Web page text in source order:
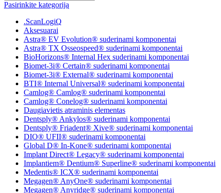
Pasirinkite kategoriją
.ScanLogiQ
Aksesuarai
Astra® EV Evolution® suderinami komponentai
Astra® TX Osseospeed® suderinami komponentai
BioHorizons® Internal Hex suderinami komponentai
Biomet-3i® Certain® suderinami komponentai
Biomet-3i® External® suderinami komponentai
BTI® Internal Universal® suderinami komponentai
Camlog® Camlog® suderinami komponentai
Camlog® Conelog® suderinami komponentai
Daugiavietis atraminis elementas
Dentsply® Ankylos® suderinami komponentai
Dentsply® Friadent® Xive® suderinami komponentai
DIO® UFII® suderinami komponentai
Global D® In-Kone® suderinami komponentai
Implant Direct® Legacy® suderinami komponentai
Implantiem® Dentium® Superline® suderinami komponentai
Medentis® ICX® suderinami komponentai
Megagen® AnyOne® suderinami komponentai
Megagen® Anyridge® suderinami komponentai